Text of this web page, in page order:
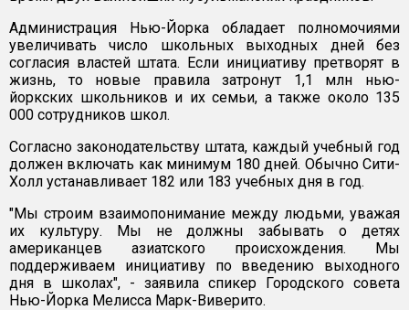
Администрация Нью-Йорка обладает полномочиями
увеличивать число школьных выходных дней без
согласия властей штата. Если инициативу претворят в
жизнь, то новые правила затронут 1,1 млн нью-
йоркских школьников и их семьи, а также около 135
000 сотрудников школ.
Согласно законодательству штата, каждый учебный год
должен включать как минимум 180 дней. Обычно Сити-
Холл устанавливает 182 или 183 учебных дня в год.
"Мы строим взаимопонимание между людьми, уважая
их культуру. Мы не должны забывать о детях
американцев азиатского происхождения. Мы
поддерживаем инициативу по введению выходного
дня в школах", - заявила спикер Городского совета
Нью-Йорка Мелисса Марк-Виверито.